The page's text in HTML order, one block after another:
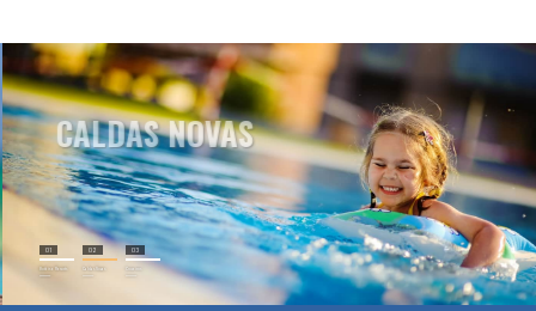
01
Hotéis e Resorts
>>>>>>>>>
02
Caldas Novas
>>>>>>>>>
03
Cruzeiros
>>>>>>>>>
CALDAS NOVAS
O paraíso das águas quentes!
Hotéis